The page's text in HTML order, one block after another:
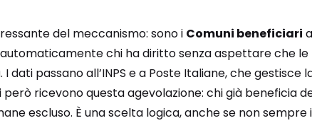
del meccanismo: sono i Comuni beneficiari
chi ha diritto senza aspettare che
dati passano all’INPS e a Poste Italiane, che gestisce
ricevono questa agevolazione: chi già beneficia
escluso. È una scelta logica, anche se non